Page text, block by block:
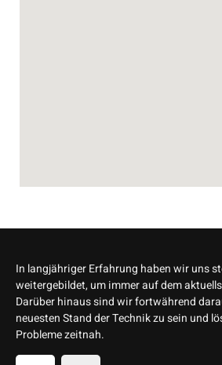
In langjähriger Erfahrung haben wir uns
weitergebildet, um immer auf dem
Darüber hinaus sind wir fortwährend
neuesten Stand der Technik zu sein und
Probleme zeitnah.